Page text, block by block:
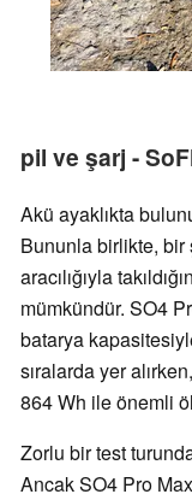
pil ve şarj -
Akü ayaklıkta
Bununla birlikte, bir
aracılığıyla
mümkündür. SO4
batarya
sıralarda yer
864 Wh ile önemli
Zorlu bir test
Ancak SO4 Pro